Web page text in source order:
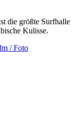
die größte Surfhalle
Kulisse.
/ Foto